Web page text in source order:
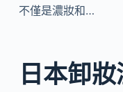
不僅是濃妝和…
日本卸妝